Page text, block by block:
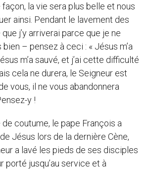
la vie sera plus belle et nous
ainsi. Pendant le lavement des
j’y arriverai parce que je ne
– pensez à ceci : « Jésus m’a
m’a sauvé, et j’ai cette difficulté
cela ne durera, le Seigneur est
vous, il ne vous abandonnera
y !
coutume, le pape François a
Jésus lors de la dernière Cène,
a lavé les pieds de ses disciples
porté jusqu’au service et à